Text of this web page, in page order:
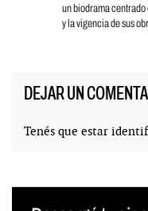
un biodrama centrado
y la vigencia de sus
DEJAR UN
Tenés que estar